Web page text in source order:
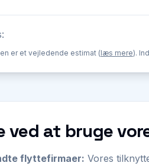
er et vejledende estimat (læs mere).
ved at bruge
flyttefirmaer: Vores